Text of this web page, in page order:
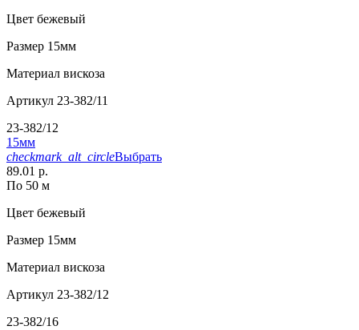
Цвет бежевый
Размер 15мм
Материал вискоза
Артикул 23-382/11
23-382/12
15мм
checkmark_alt_circleВыбрать
89.01 р.
По 50 м
Цвет бежевый
Размер 15мм
Материал вискоза
Артикул 23-382/12
23-382/16